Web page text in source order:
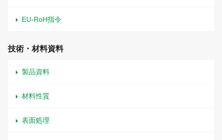
EU-RoH指令
技術・材料資料
製品資料
材料性質
表面処理